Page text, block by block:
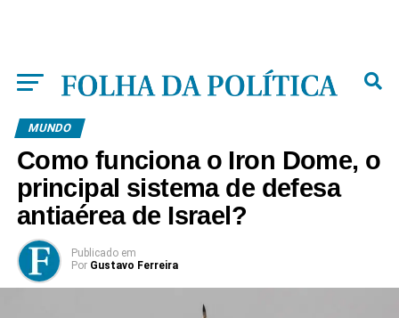
MUNDO
Como funciona o Iron Dome, o
principal sistema de defesa
antiaérea de Israel?
Publicado em
Por Gustavo Ferreira